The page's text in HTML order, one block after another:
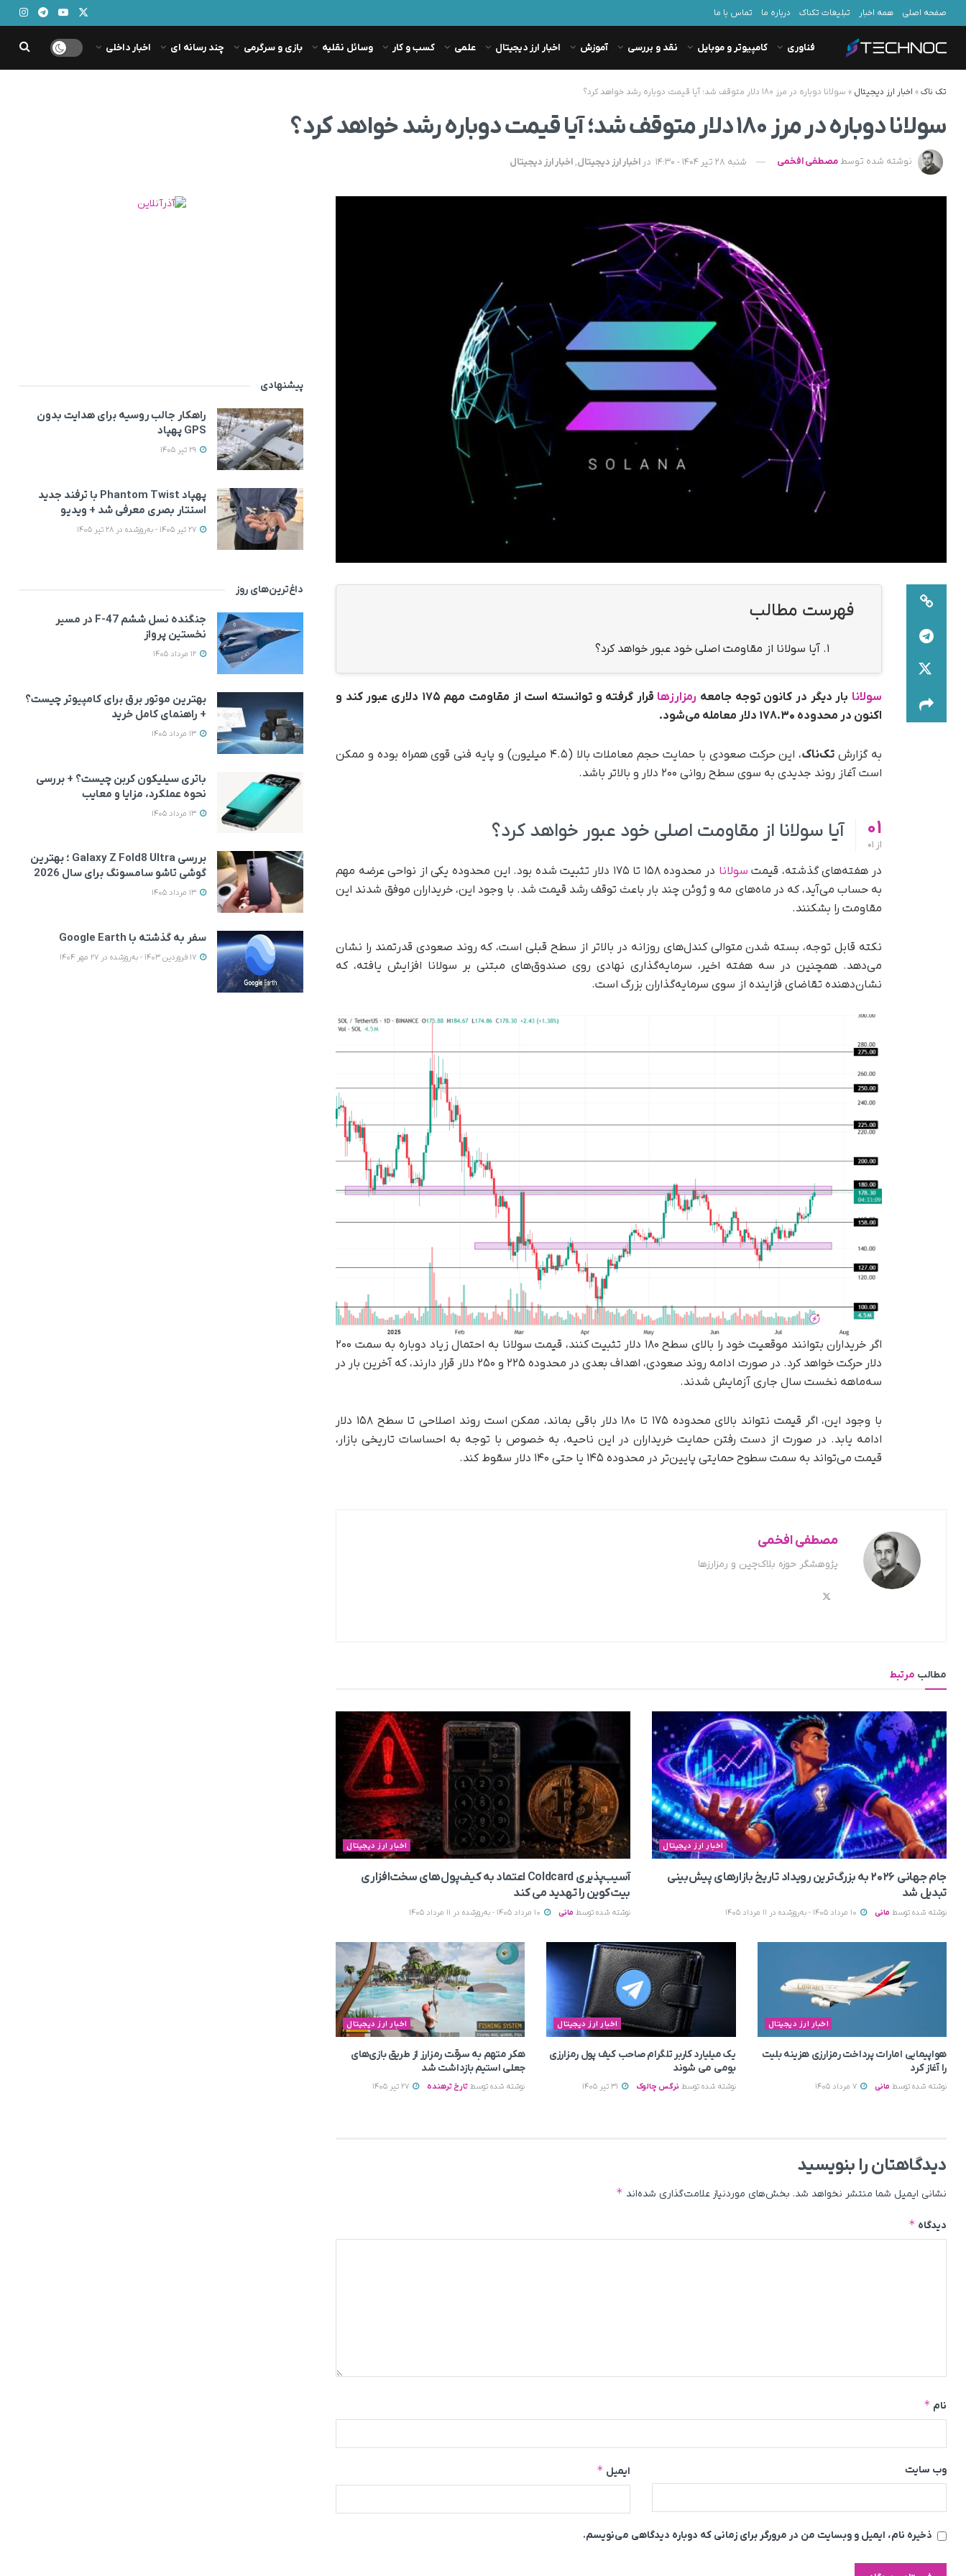
صفحه اصلی همه اخبار تبلیغات تکناک درباره ما تماس با ما
فناوری کامپیوتر و موبایل نقد و بررسی آموزش اخبار ارز دیجیتال علمی کسب و کار وسائل نقلیه بازی و سرگرمی چند رسانه ای اخبار داخلی
تک ناک» اخبار ارز دیجیتال » سولانا دوباره در مرز ۱۸۰ دلار متوقف شد؛ آیا قیمت دوباره رشد خواهد کرد؟
سولانا دوباره در مرز ۱۸۰ دلار متوقف شد؛ آیا قیمت دوباره رشد خواهد کرد؟
نوشته شده توسط مصطفی افخمی شنبه 28 تیر 1404 - 14:30 در اخبار ارز دیجیتال,اخبار ارز دیجیتال
فهرست مطالب
1. آیا سولانا از مقاومت اصلی خود عبور خواهد کرد؟
سولانا بار دیگر در کانون توجه جامعه رمزارزها
قرار گرفته و توانسته است از مقاومت مهم ۱۷۵ دلاری عبور کند و
اکنون در محدوده ۱۷۸.۳۰ دلار معامله می‌شود.
به گزارش تک‌ناک
، این حرکت صعودی با حمایت حجم معاملات بالا (۴.۵ میلیون) و پایه فنی قوی همراه بوده و ممکن
است آغاز روند جدیدی به سوی سطح روانی ۲۰۰ دلار و بالاتر باشد.
01
از
آیا سولانا از مقاومت اصلی خود عبور خواهد کرد؟
در هفته‌های گذشته، قیمت سولانا
در محدوده ۱۵۸ تا ۱۷۵ دلار تثبیت شده بود. این محدوده یکی از نواحی عرضه مهم
به حساب می‌آید، که در ماه‌های مه و ژوئن چند بار باعث توقف رشد قیمت شد. با وجود این، خریداران موفق شدند این
مقاومت را بشکنند.
نکته قابل توجه، بسته شدن متوالی کندل‌های روزانه در بالاتر از سطح قبلی است، که روند صعودی قدرتمند را نشان
می‌دهد. همچنین در سه هفته اخیر، سرمایه‌گذاری نهادی روی صندوق‌های مبتنی بر سولانا افزایش یافته، که
نشان‌دهنده تقاضای فزاینده از سوی سرمایه‌گذاران بزرگ است.
اگر خریداران بتوانند موقعیت خود را بالای سطح ۱۸۰ دلار تثبیت کنند، قیمت سولانا به احتمال زیاد دوباره به سمت ۲۰۰
دلار حرکت خواهد کرد. در صورت ادامه روند صعودی، اهداف بعدی در محدوده ۲۲۵ و ۲۵۰ دلار قرار دارند، که آخرین بار در
سه‌ماهه نخست سال جاری آزمایش شدند.
با وجود این، اگر قیمت نتواند بالای محدوده ۱۷۵ تا ۱۸۰ دلار باقی بماند، ممکن است روند اصلاحی تا سطح ۱۵۸ دلار
ادامه یابد. در صورت از دست رفتن حمایت خریداران در این ناحیه، به خصوص با توجه به احساسات تاریخی بازار،
قیمت می‌تواند به سمت سطوح حمایتی پایین‌تر در محدوده ۱۴۵ یا حتی ۱۴۰ دلار سقوط کند.
مصطفی افخمی
پژوهشگر حوزه بلاک‌چین و رمزارزها
مطالب مرتبط
اخبار ارز دیجیتال
جام جهانی ۲۰۲۶ به بزرگ‌ترین رویداد تاریخ بازارهای پیش‌بینی
تبدیل شد
نوشته شده توسط مانی
اخبار ارز دیجیتال
آسیب‌پذیری Coldcard اعتماد به کیف‌پول‌های سخت‌افزاری
بیت‌کوین را تهدید می‌ کند
نوشته شده توسط مانی
اخبار ارز دیجیتال
هواپیمایی امارات پرداخت رمزارزی هزینه بلیت
را آغاز کرد
نوشته شده توسط مانی
اخبار ارز دیجیتال
یک میلیارد کاربر تلگرام صاحب کیف پول رمزارزی
بومی می‌ شوند
نوشته شده توسط نرگس چالوک
اخبار ارز دیجیتال
هکر متهم به سرقت رمزارز از طریق بازی‌های
جعلی استیم بازداشت شد
نوشته شده توسط تارخ ترهنده
دیدگاهتان را بنویسید
نشانی ایمیل شما منتشر نخواهد شد. بخش‌های موردنیاز علامت‌گذاری شده‌اند *
دیدگاه *
نام *
ایمیل * وب‌ سایت
ذخیره نام، ایمیل و وبسایت من در مرورگر برای زمانی که دوباره دیدگاهی می‌نویسم.
پیشنهادی
راهکار جالب روسیه برای هدایت بدون
GPS پهپاد
پهپاد Phantom Twist با ترفند جدید
استتار بصری معرفی شد + ویدیو
داغ‌ترین‌های روز
جنگنده نسل ششم F-47 در مسیر
نخستین پرواز
بهترین موتور برق برای کامپیوتر چیست؟
+ راهنمای کامل خرید
باتری سیلیکون کربن چیست؟ + بررسی
نحوه عملکرد، مزایا و معایب
بررسی Galaxy Z Fold8 Ultra ؛ بهترین
گوشی تاشو سامسونگ برای سال 2026
سفر به گذشته با Google Earth